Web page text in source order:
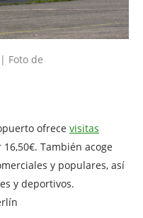
Foto de
ofrece visitas
También acoge
y populares, así
y deportivos.